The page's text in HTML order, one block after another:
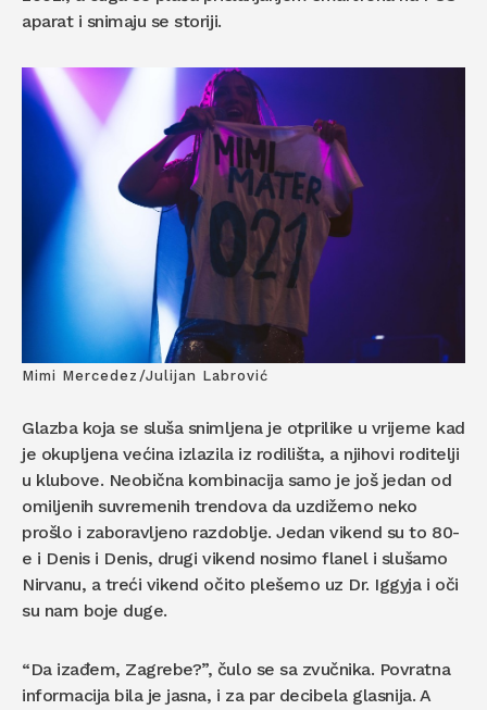
aparat i snimaju se storiji.
Mimi Mercedez/Julijan Labrović
Glazba koja se sluša snimljena je otprilike u vrijeme kad
je okupljena većina izlazila iz rodilišta, a njihovi roditelji
u klubove. Neobična kombinacija samo je još jedan od
omiljenih suvremenih trendova da uzdižemo neko
prošlo i zaboravljeno razdoblje. Jedan vikend su to 80-
e i Denis i Denis, drugi vikend nosimo flanel i slušamo
Nirvanu, a treći vikend očito plešemo uz Dr. Iggyja i oči
su nam boje duge.
“Da izađem, Zagrebe?”, čulo se sa zvučnika. Povratna
informacija bila je jasna, i za par decibela glasnija. A